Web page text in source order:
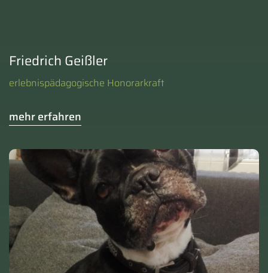
Friedrich Geißler
erlebnispädagogische Honorarkraft
mehr erfahren